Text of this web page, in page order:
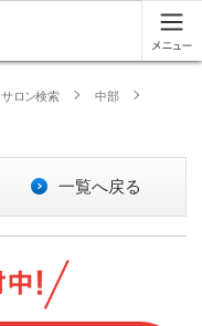
サロン検索
中部
一覧へ戻る